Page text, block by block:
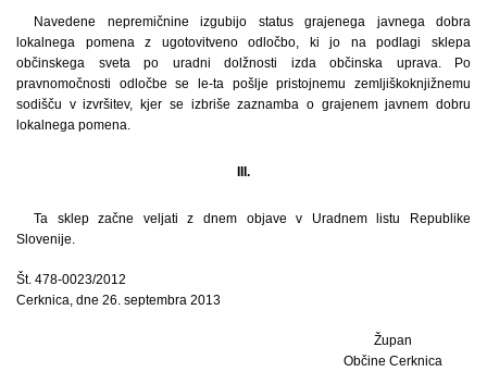
Navedene nepremičnine izgubijo status grajenega javnega dobra
lokalnega pomena z ugotovitveno odločbo, ki jo na podlagi sklepa
občinskega sveta po uradni dolžnosti izda občinska uprava. Po
pravnomočnosti odločbe se le-ta pošlje pristojnemu zemljiškoknjižnemu
sodišču v izvršitev, kjer se izbriše zaznamba o grajenem javnem dobru
lokalnega pomena.
III.
Ta sklep začne veljati z dnem objave v Uradnem listu Republike
Slovenije.
Št. 478-0023/2012
Cerknica, dne 26. septembra 2013
Župan
Občine Cerknica